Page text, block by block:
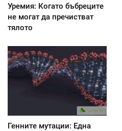
Уремия: Когато бъбреците
не могат да пречистват
тялото
Генните мутации: Една